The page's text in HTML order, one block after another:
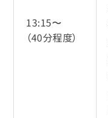
13:15〜
（40分程度）